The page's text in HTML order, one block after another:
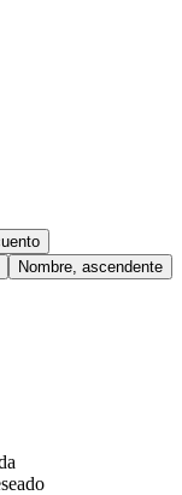
Nombre, ascendente